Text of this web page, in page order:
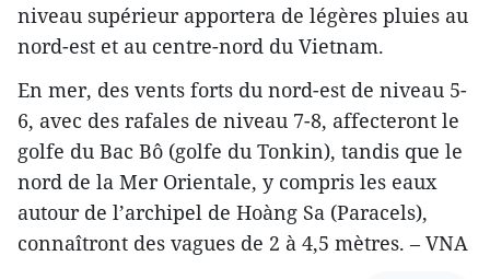
niveau supérieur apportera de légères pluies au
nord-est et au centre-nord du Vietnam.
En mer, des vents forts du nord-est de niveau 5-
6, avec des rafales de niveau 7-8, affecteront le
golfe du Bac Bô (golfe du Tonkin), tandis que le
nord de la Mer Orientale, y compris les eaux
autour de l’archipel de Hoàng Sa (Paracels),
connaîtront des vagues de 2 à 4,5 mètres. – VNA